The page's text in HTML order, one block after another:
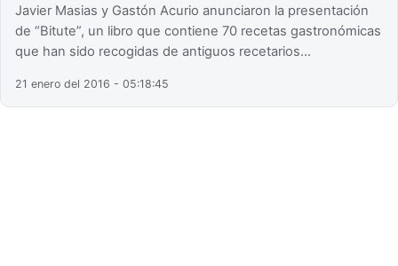
Javier Masias y Gastón Acurio anunciaron la presentación
de “Bitute”, un libro que contiene 70 recetas gastronómicas
que han sido recogidas de antiguos recetarios…
21 enero del 2016 - 05:18:45